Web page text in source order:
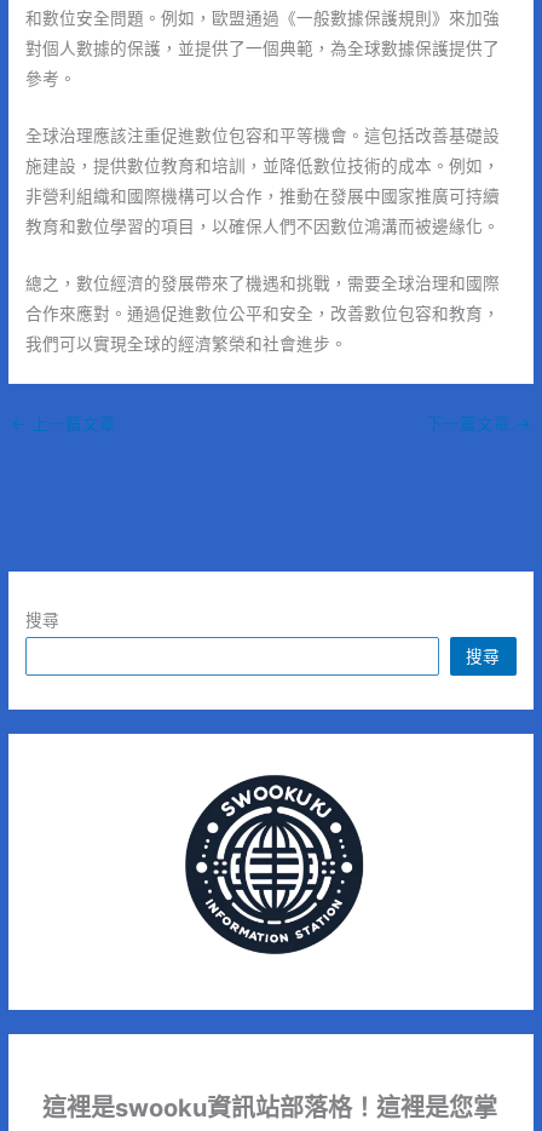
和數位安全問題。例如，歐盟通過《一般數據保護規則》來加強
對個人數據的保護，並提供了一個典範，為全球數據保護提供了
參考。
全球治理應該注重促進數位包容和平等機會。這包括改善基礎設
施建設，提供數位教育和培訓，並降低數位技術的成本。例如，
非營利組織和國際機構可以合作，推動在發展中國家推廣可持續
教育和數位學習的項目，以確保人們不因數位鴻溝而被邊緣化。
總之，數位經濟的發展帶來了機遇和挑戰，需要全球治理和國際
合作來應對。通過促進數位公平和安全，改善數位包容和教育，
我們可以實現全球的經濟繁榮和社會進步。
← 上一篇文章 下一篇文章 →
搜尋
搜尋
這裡是swooku資訊站部落格！這裡是您掌